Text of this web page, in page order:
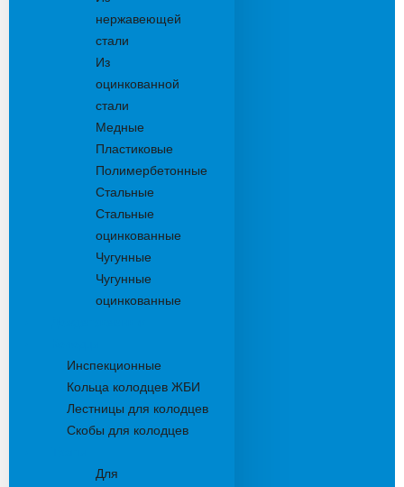
нержавеющей
стали
Из
оцинкованной
стали
Медные
Пластиковые
Полимербетонные
Стальные
Стальные
оцинкованные
Чугунные
Чугунные
оцинкованные
Инспекционные
Кольца колодцев ЖБИ
Лестницы для колодцев
Скобы для колодцев
Для